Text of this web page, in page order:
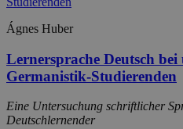
Ágnes Huber
Lernersprache Deutsch bei
Germanistik-Studierenden
Eine Untersuchung schriftlicher
Deutschlernender